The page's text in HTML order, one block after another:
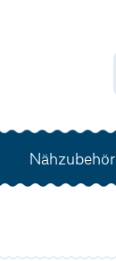
Nähzubehör